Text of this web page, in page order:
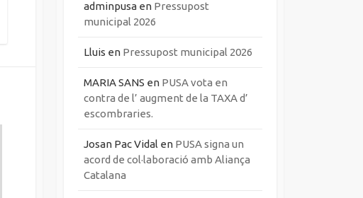
adminpusa en Pressupost
municipal 2026
Lluis en Pressupost municipal 2026
MARIA SANS en PUSA vota en
contra de l’ augment de la TAXA d’
escombraries.
Josan Pac Vidal en PUSA signa un
acord de col·laboració amb Aliança
Catalana